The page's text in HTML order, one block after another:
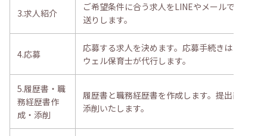
3.求人紹介
ご希望条件に合う求人をLINEやメールでお
送りします。
4.応募
応募する求人を決めます。応募手続きはレバ
ウェル保育士が代行します。
5.履歴書・職
務経歴書作
成・添削
履歴書と職務経歴書を作成します。提出前に
添削いたします。